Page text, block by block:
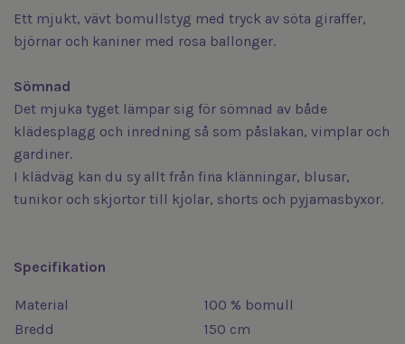
Ett mjukt, vävt bomullstyg med tryck av söta giraffer,
björnar och kaniner med rosa ballonger.
Sömnad
Det mjuka tyget lämpar sig för sömnad av både
klädesplagg och inredning så som påslakan, vimplar och
gardiner.
I klädväg kan du sy allt från fina klänningar, blusar,
tunikor och skjortor till kjolar, shorts och pyjamasbyxor.
Specifikation
Material
100 % bomull
Bredd
150 cm